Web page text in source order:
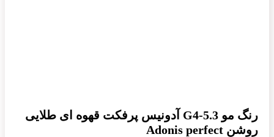
رنگ مو G4-5.3 آدونیس پرفکت قهوه ای طلایی
روشن Adonis perfect